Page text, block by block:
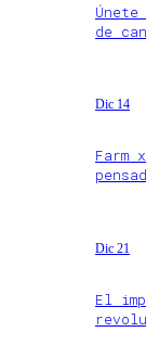
de
Dic 14
Farm
Dic 21
El